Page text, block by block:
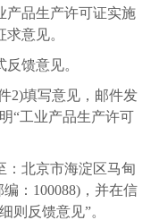
产品生产许可证实施
意见。
馈意见。
填写意见，邮件发
“工业产品生产许可
北京市海淀区马甸
编：100088)，并在信
则反馈意见”。